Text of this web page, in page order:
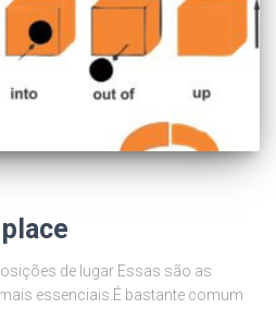
de lugar Essas são as
essenciais.É bastante comum